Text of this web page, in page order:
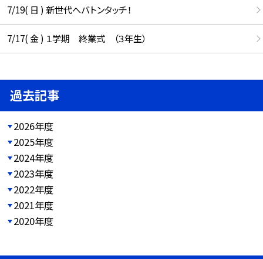
7/19( 日 ) 新世代へバトンタッチ！
7/17( 金 ) １学期 終業式 （３年生）
過去記事
2026年度
2025年度
2024年度
2023年度
2022年度
2021年度
2020年度